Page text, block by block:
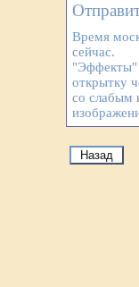
Время
сейчас.
"Эффекты"
открытку
со слабым